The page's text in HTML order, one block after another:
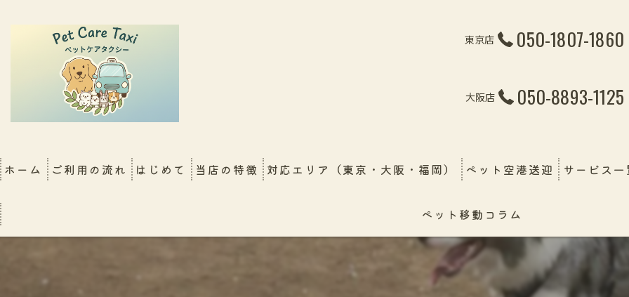
東京店 050-1807-1860
大阪店
050-8893-1125
ホーム ご利用の流れ はじめて 当店の特徴 対応エリア（東京・大阪・福岡） ペット空港送迎 サービス一
ペット移動コラム